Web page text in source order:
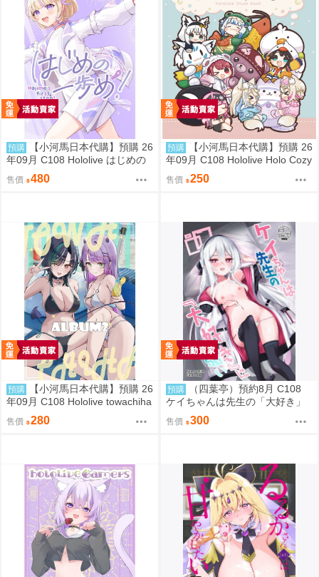
預購
【小河馬日本代購】預購 26
年09月 C108 Hololive はじめの
一歩め! 繪師:阿古わざき
售價 480
預購
【小河馬日本代購】預購 26
年09月 C108 Hololive Holo Cozy
Night 繪師:さめあんこ
售價 250
預購
【小河馬日本代購】預購 26
年09月 C108 Hololive towachiha
album2 繪師:柊シン
售價 280
預購
（四葉亭）預約8月 C108
ケイちゃんは先生の「大好き」
に弱い morito
售價 300